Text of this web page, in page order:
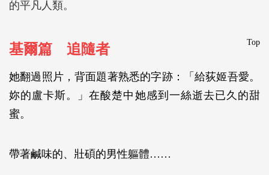
的平凡人類。
Top
基爾篇 追隨者
她翻過照片，背面題著熟悉的字跡：「給荻姬吾愛。
妳的盧卡斯。」在酸楚中她感到一絲逝去已久的甜
蜜。
帶著鹹味的、壯碩的男性軀體……